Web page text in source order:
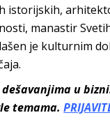
istorijskih,
manastir
je kulturnim
dešavanjima u
temama.